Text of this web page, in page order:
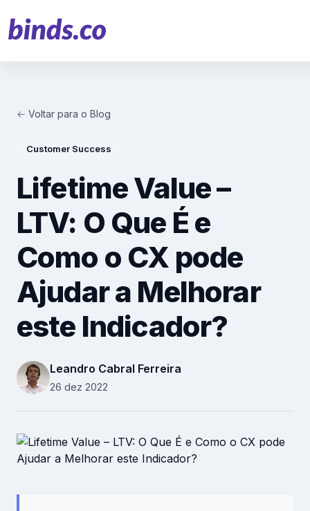
Financeiro
Varejo
Saúde
Marketing
Recursos Humanos
Plataforma
Conteúdos
← Voltar para o Blog
Customer Success
Lifetime Value –
LTV: O Que É e
Como o CX pode
Ajudar a Melhorar
este Indicador?
Leandro Cabral Ferreira
26 dez 2022